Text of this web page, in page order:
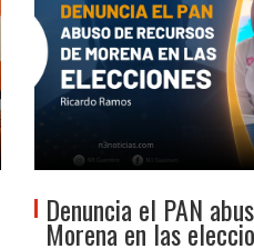
Denuncia el PAN
Morena en las